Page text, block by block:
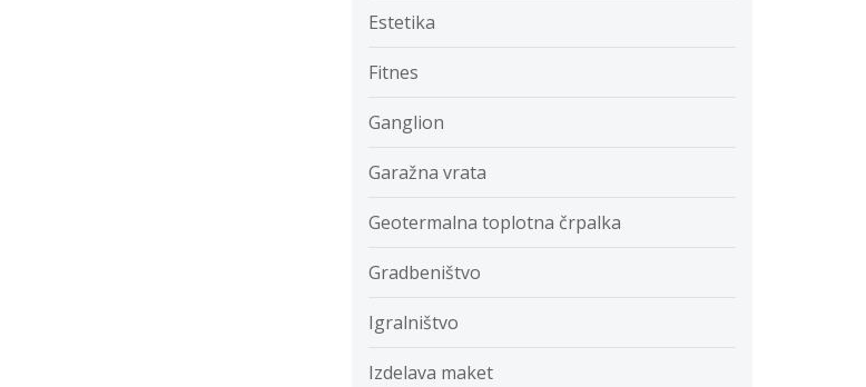
Estetika
Fitnes
Ganglion
Garažna vrata
Geotermalna toplotna črpalka
Gradbeništvo
Igralništvo
Izdelava maket